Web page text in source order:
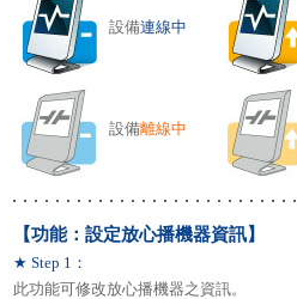
設備連線中
設備離線中
【功能：設定放心播機器資訊】
★ Step 1：
此功能可修改放心播機器之資訊。